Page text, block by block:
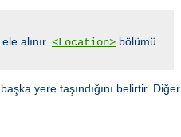
alınır. <Location> bölümü
yere taşındığını belirtir. Diğer